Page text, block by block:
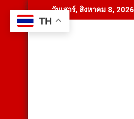
to
content
วันเสาร์, สิงหาคม 8, 2026
TH